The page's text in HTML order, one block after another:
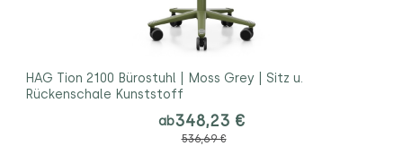
HAG Tion 2100 Bürostuhl | Moss Grey | Sitz u.
Rückenschale Kunststoff
ab348,23 €
536,69 €